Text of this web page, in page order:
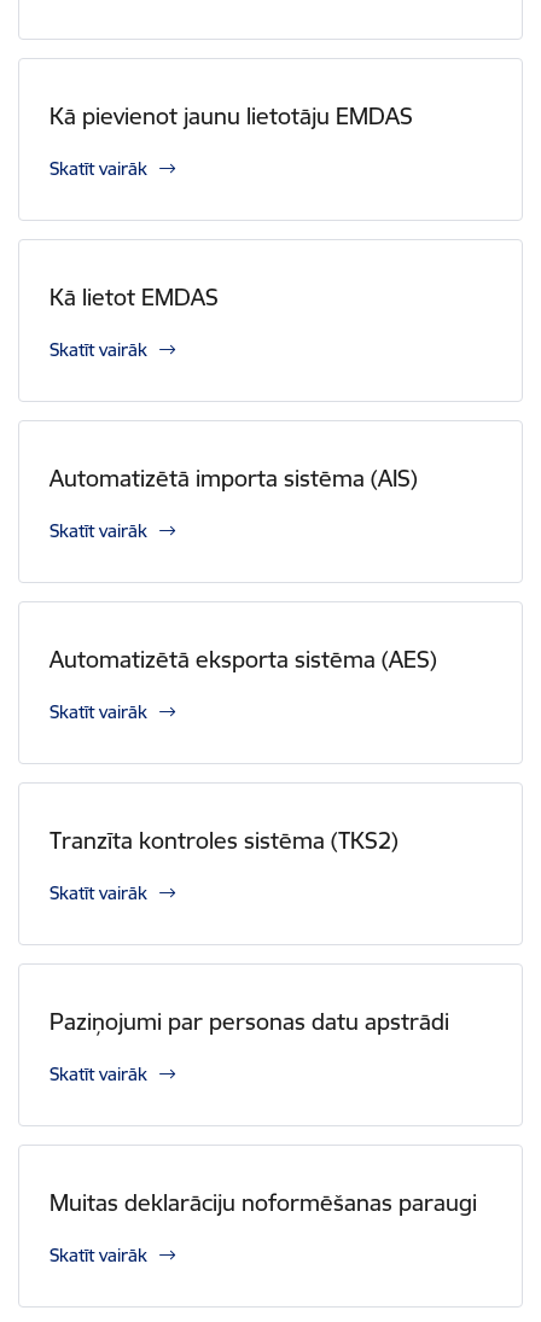
Kā pievienot jaunu lietotāju EMDAS
Skatīt vairāk
Kā lietot EMDAS
Skatīt vairāk
Automatizētā importa sistēma (AIS)
Skatīt vairāk
Automatizētā eksporta sistēma (AES)
Skatīt vairāk
Tranzīta kontroles sistēma (TKS2)
Skatīt vairāk
Paziņojumi par personas datu apstrādi
Skatīt vairāk
Muitas deklarāciju noformēšanas paraugi
Skatīt vairāk